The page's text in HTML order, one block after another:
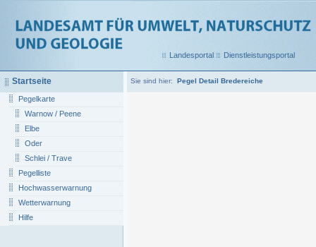
Landesportal Dienstleistungsportal
Sie sind hier: Pegel Detail Bredereiche
Startseite
Pegelkarte
Warnow / Peene
Elbe
Oder
Schlei / Trave
Pegelliste
Hochwasserwarnung
Wetterwarnung
Hilfe